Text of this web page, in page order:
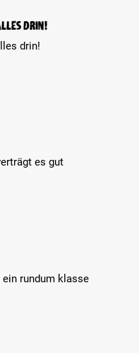
drin!
drin!
es gut
rundum klasse